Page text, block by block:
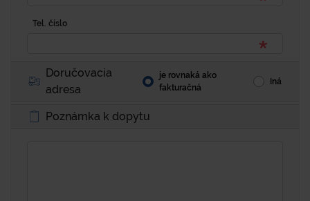
Tel. číslo
Doručovacia
adresa
je rovnaká ako
fakturačná
Iná
Poznámka k dopytu